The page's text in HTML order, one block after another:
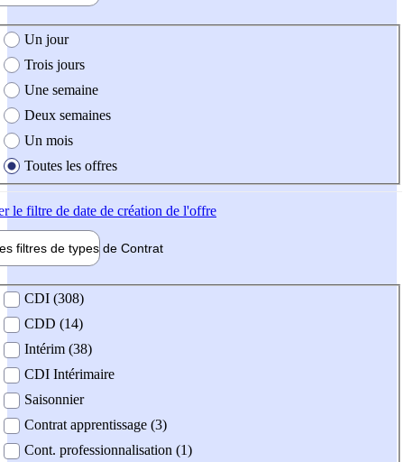
création de l'offre
Un jour
Trois jours
Une semaine
Deux semaines
Un mois
Toutes les offres
le filtre de date de création de l'offre
filtres de types de Contrat
contrat
CDI (308)
CDD (14)
Intérim (38)
CDI Intérimaire
Saisonnier
Contrat apprentissage (3)
Cont. professionnalisation (1)